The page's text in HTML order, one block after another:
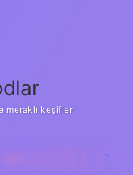
meraklı keşifler.
DEMEK ?